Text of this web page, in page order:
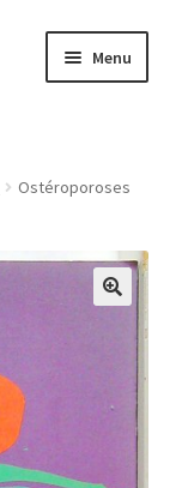
Menu
Ostéroporoses